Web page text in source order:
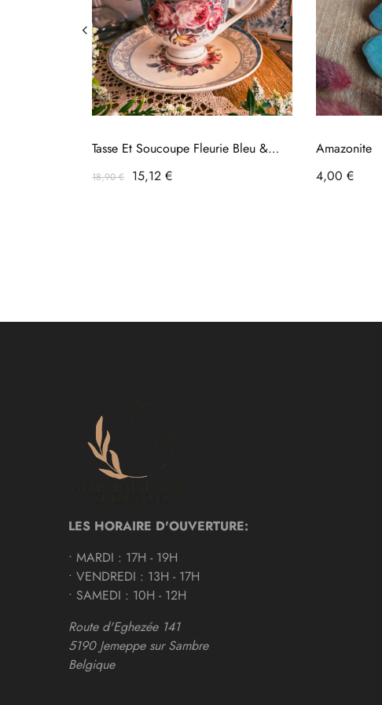
Tasse Et Soucoupe Fleurie Bleu &
Blanc – Élégance Vintage
Prix
18,90 € Prix
15,12 €
Amazonite
Chariot
Prix
4,00 €
LES HORAIRE D'OUVERTURE:
• MARDI : 17H - 19H
• VENDREDI : 13H - 17H
• SAMEDI : 10H - 12H
Route d'Eghezée 141
5190 Jemeppe sur Sambre
Belgique